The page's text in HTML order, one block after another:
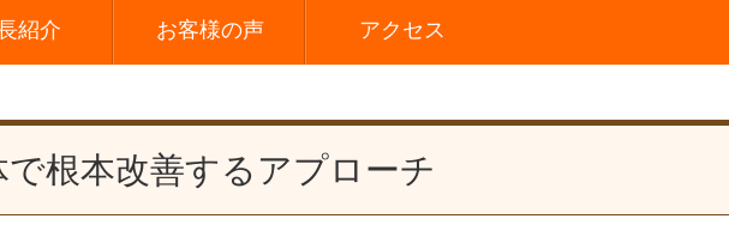
紹介 お客様の声 アクセス
根本改善するアプローチ